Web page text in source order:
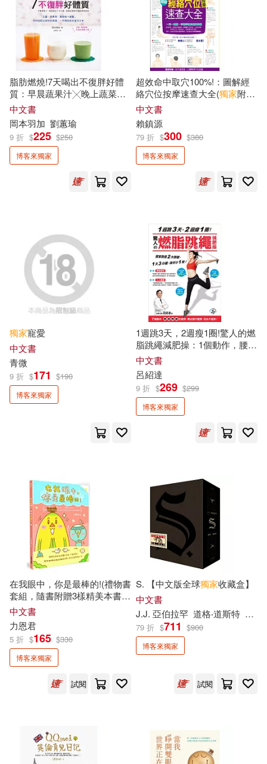
國中小參考書(5)
晏人物(6)
江戶川亂步(6) 凪良汐(5)
吉竹伸介(5) 吳承恩(5)
呂昇達(5) 哈拉瑞(5)
奧村裕次(5)
安東尼‧聖修伯里(5)
廣嶋玲子(5)
松本大洋(5)
泰絲．格里森(5) 白熒植(5)
香川元太郎(5)
Hanna Hu(4)
James Brown(4)
井田千秋(4)
劉慈欣(4)
加布列‧賈西亞‧馬奎斯(4)
吳紀維(4) 夏目漱石(4)
巧克科技新媒體(4) 張國立(4)
柴田啓子(4)
檸檬樹日語教學團隊(4)
九歌(37) 大塊文化(34)
采實文化(34) 木馬文化(33)
獨步文化(32) 平安文化(29)
野人(29) 小天下(28)
麥田(27) 鏡文學(25)
小熊出版(21) 三采(20)
天下雜誌(20) 親子天下(20)
懶鬼子英日語(19) 愛米粒(18)
天下文化(17) 小魯文化(17)
我識(17) 不求人文化(16)
堡壘文化(15)
原點(13) 商業周刊(13)
圓神(13) 上誼文化公司(12)
八旗文化(12) 平裝本(12)
漫遊者文化(12) 瑞昇(12)
商周出版(11) 小麥田(11)
常春藤(11)
檸檬樹(10)
可超商取貨(1827)
可海外宅配(1794)
可港澳店取(1717)
可新加坡店取(1726)
可菲律賓店取(1725)
一個月內上市新品(47)
本週上市新品(10)
其他
現在可購買商品(558)
-
脂肪燃燒!7天喝出不復胖好體
質：早晨蔬果汁╳晚上蔬菜
湯，健康指導師
中文書
岡本羽加 劉蕙瑜
9 折 $225 $250
博客來獨家
超效命中取穴100%!：圖解經
絡穴位按摩速查大全(獨家附贈:
找穴速易通!人體標準穴位掛圖)
中文書
賴鎮源
79 折 $300 $380
博客來獨家
獨家寵愛
中文書
青微
9 折 $171 $190
博客來獨家
1週跳3天，2週瘦1圈!驚人的燃
脂跳繩減肥操：1個動作，腰腹
臀腿全瘦到，跳出瘦子體質，
從此不復胖!(
「燃脂跳繩」影音教學示範
DVD)
中文書
呂紹達
9 折 $269 $299
博客來獨家
在我眼中，你是最棒的!(禮物書
套組，隨書附贈3樣精美本書獨
家週邊)
中文書
力恩君
5 折 $165 $330
博客來獨家
試閱
S. 【中文版全球獨家收藏盒】
中文書
J.J. 亞伯拉罕 道格‧道斯特 顏湘
79 折 $711 $900
博客來獨家
試閱